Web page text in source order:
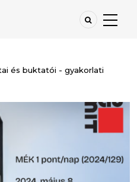
és buktatói - gyakorlati